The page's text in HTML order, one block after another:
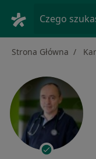
Czego
Strona Główna